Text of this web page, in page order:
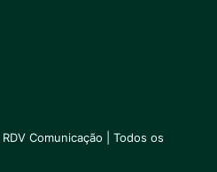
RDV Comunicação | Todos os